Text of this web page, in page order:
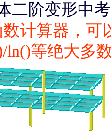
二阶变形中
计算器，
ln()等绝大多